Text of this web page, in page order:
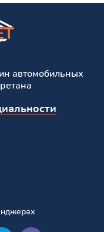
автомобильных